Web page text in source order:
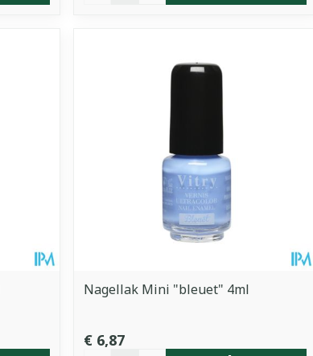
Nagellak Mini "bleuet" 4ml
€ 6,87